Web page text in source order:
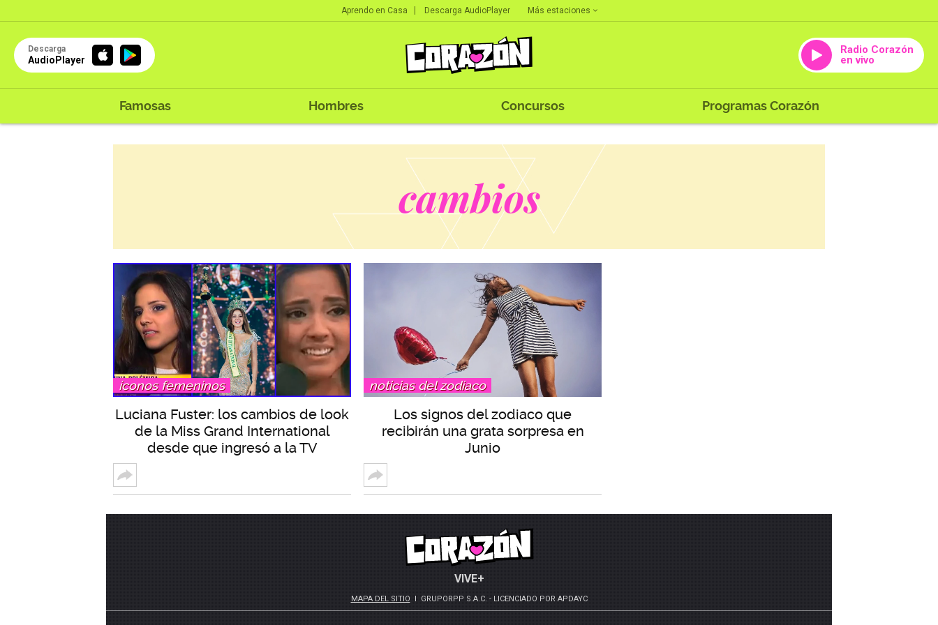
Aprendo en Casa Descarga AudioPlayer Más estaciones
Descarga
AudioPlayer
Radio Corazón
en vivo
Famosas Hombres Concursos Programas Corazón
cambios
íconos femeninos
Luciana Fuster: los cambios de look
de la Miss Grand International
desde que ingresó a la TV
noticias del zodiaco
Los signos del zodiaco que
recibirán una grata sorpresa en
Junio
VIVE+
MAPA DEL SITIO GRUPORPP S.A.C. - LICENCIADO POR APDAYC